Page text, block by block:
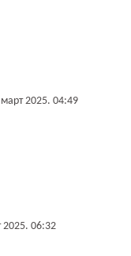
март 2025. 04:49
2025. 06:32